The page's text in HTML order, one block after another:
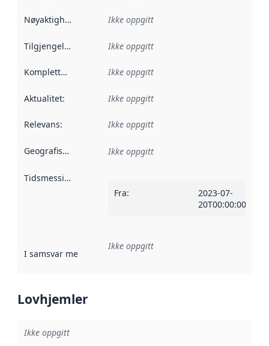
Nøyaktighet Ikke oppgitt
Tilgjengelighet Ikke oppgitt
Kompletthet Ikke oppgitt
Aktualitet: Ikke oppgitt
Relevans: Ikke oppgitt
Geografisk avgrensning :
Ikke oppgitt
Tidsmessig avgrensning
Fra:
2023-07-
20T00:00:00Z
I samsvar med Referanse til en implementasjonsregel
Ikke oppgitt
Lovhjemler
Ikke oppgitt